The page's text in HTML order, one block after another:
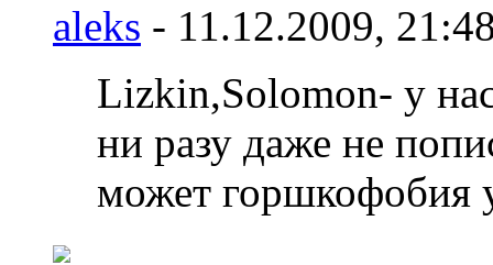
aleks - 11.12.2009,
Lizkin,Solomon- у
ни разу даже не
может горшкофобия